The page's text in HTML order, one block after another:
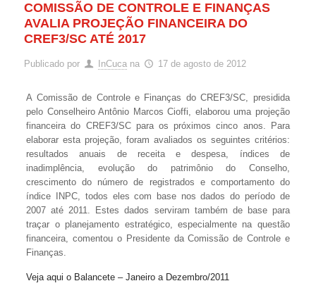
COMISSÃO DE CONTROLE E FINANÇAS
AVALIA PROJEÇÃO FINANCEIRA DO
CREF3/SC ATÉ 2017
Publicado por InCuca na 17 de agosto de 2012
A Comissão de Controle e Finanças do CREF3/SC, presidida
pelo Conselheiro Antônio Marcos Cioffi, elaborou uma projeção
financeira do CREF3/SC para os próximos cinco anos. Para
elaborar esta projeção, foram avaliados os seguintes critérios:
resultados anuais de receita e despesa, índices de
inadimplência, evolução do patrimônio do Conselho,
crescimento do número de registrados e comportamento do
índice INPC, todos eles com base nos dados do período de
2007 até 2011. Estes dados serviram também de base para
traçar o planejamento estratégico, especialmente na questão
financeira, comentou o Presidente da Comissão de Controle e
Finanças.
Veja aqui o Balancete – Janeiro a Dezembro/2011